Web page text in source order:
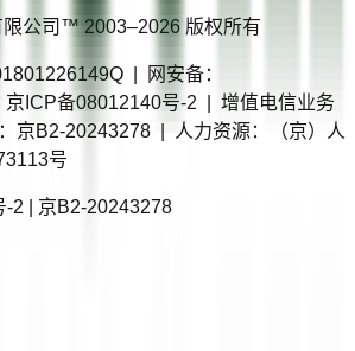
限公司™ 2003–2026 版权所有
| 网安备：
ICP备08012140号-2 | 增值电信业务
京B2-20243278 | 人力资源：（京）人
号
2 | 京B2-20243278